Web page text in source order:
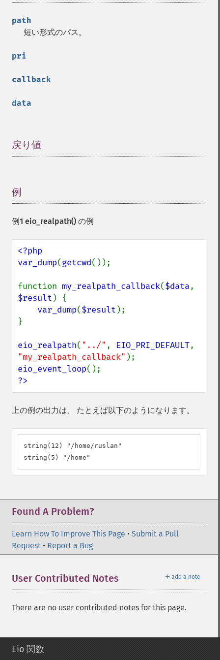
path
短い形式のパス。
pri
callback
data
戻り値
例
例1 eio_realpath() の例
<?php
var_dump(getcwd());
function my_realpath_callback($data
$result ) {
var_dump($result );
}
eio_realpath( "../" , EIO_PRI_DEFAULT
"my_realpath_callback"
eio_event_loop
?>
上の例の出力は、 たとえば以下のようになります。
string(12) "/home/ruslan"
string(5) "/home"
Found A Problem?
Learn How To Improve This Page • Submit a Pull
Request • Report a Bug
＋ add a note
User Contributed Notes
There are no user contributed notes for this page.
Eio 関数